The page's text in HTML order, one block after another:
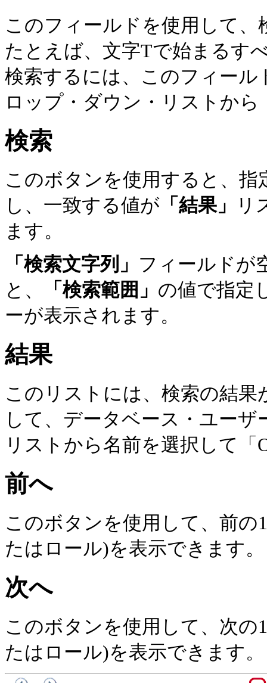
このフィールドを使用して
たとえば、文字Tで始まるす
検索するには、このフィール
ロップ・ダウン・リストか
検索
このボタンを使用すると、
し、一致する値が 「結果」
リ
ます。
「検索文字列」 フィールドが
と、
「検索範囲」 の値で指定
ーが表示されます。
結果
このリストには、検索の結
して、データベース・ユー
リストから名前を選択して
前へ
このボタンを使用して、前の
たはロール)を表示できます。
次へ
このボタンを使用して、次の
たはロール)を表示できます。